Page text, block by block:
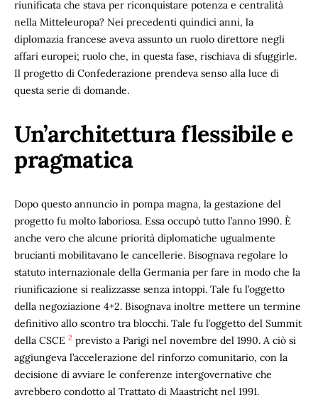
riunificata che stava per riconquistare potenza e centralità
nella Mitteleuropa? Nei precedenti quindici anni, la
diplomazia francese aveva assunto un ruolo direttore negli
affari europei; ruolo che, in questa fase, rischiava di sfuggirle.
Il progetto di Confederazione prendeva senso alla luce di
questa serie di domande.
Un’architettura flessibile e
pragmatica
Dopo questo annuncio in pompa magna, la gestazione del
progetto fu molto laboriosa. Essa occupò tutto l’anno 1990. È
anche vero che alcune priorità diplomatiche ugualmente
brucianti mobilitavano le cancellerie. Bisognava regolare lo
statuto internazionale della Germania per fare in modo che la
riunificazione si realizzasse senza intoppi. Tale fu l’oggetto
della negoziazione 4+2. Bisognava inoltre mettere un termine
definitivo allo scontro tra blocchi. Tale fu l’oggetto del Summit
della CSCE 2 previsto a Parigi nel novembre del 1990. A ciò si
aggiungeva l’accelerazione del rinforzo comunitario, con la
decisione di avviare le conferenze intergovernative che
avrebbero condotto al Trattato di Maastricht nel 1991.